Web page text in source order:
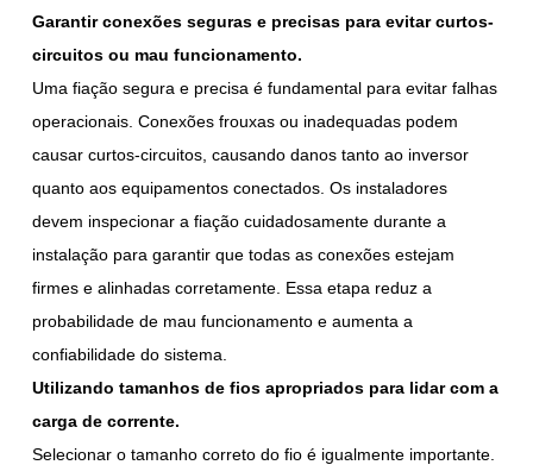
Garantir conexões seguras e precisas para evitar curtos-
circuitos ou mau funcionamento.
Uma fiação segura e precisa é fundamental para evitar falhas
operacionais. Conexões frouxas ou inadequadas podem
causar curtos-circuitos, causando danos tanto ao inversor
quanto aos equipamentos conectados. Os instaladores
devem inspecionar a fiação cuidadosamente durante a
instalação para garantir que todas as conexões estejam
firmes e alinhadas corretamente. Essa etapa reduz a
probabilidade de mau funcionamento e aumenta a
confiabilidade do sistema.
Utilizando tamanhos de fios apropriados para lidar com a
carga de corrente.
Selecionar o tamanho correto do fio é igualmente importante.